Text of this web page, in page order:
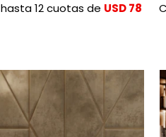
hasta 12 cuotas de USD 78